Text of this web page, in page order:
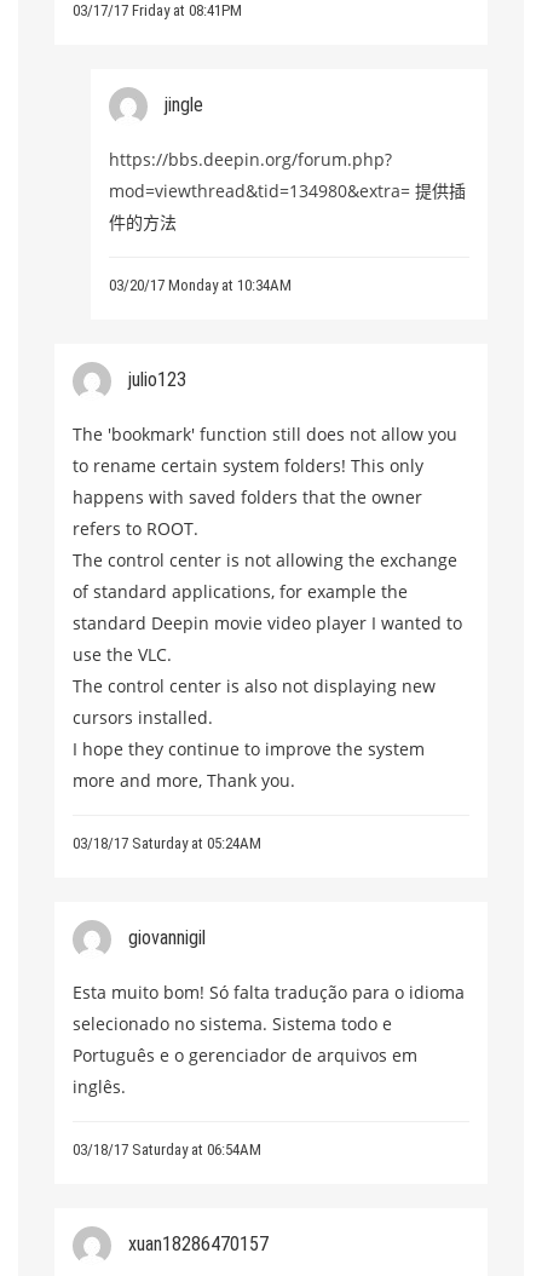
03/17/17 Friday at 08:41PM
jingle
https://bbs.deepin.org/forum.php?
mod=viewthread&tid=134980&extra= 提供插
件的方法
03/20/17 Monday at 10:34AM
julio123
The 'bookmark' function still does not allow you
to rename certain system folders! This only
happens with saved folders that the owner
refers to ROOT.
The control center is not allowing the exchange
of standard applications, for example the
standard Deepin movie video player I wanted to
use the VLC.
The control center is also not displaying new
cursors installed.
I hope they continue to improve the system
more and more, Thank you.
03/18/17 Saturday at 05:24AM
giovannigil
Esta muito bom! Só falta tradução para o idioma
selecionado no sistema. Sistema todo e
Português e o gerenciador de arquivos em
inglês.
03/18/17 Saturday at 06:54AM
xuan18286470157